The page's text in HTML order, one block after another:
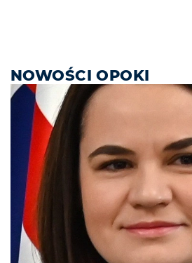
NOWOŚCI OPOKI